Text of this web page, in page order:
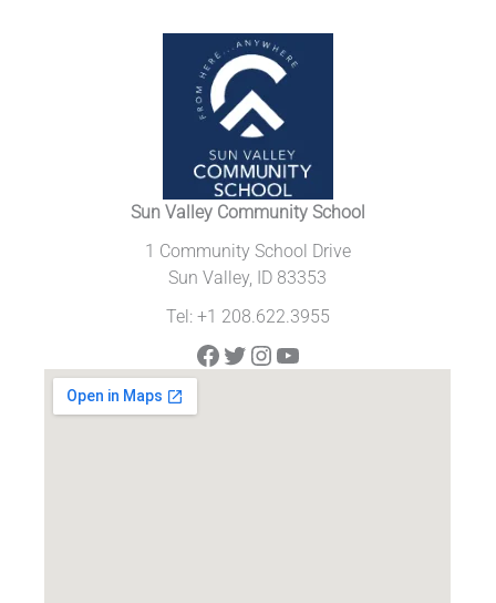
Sun Valley Community School
1 Community School Drive
Sun Valley, ID 83353
Tel: +1 208.622.3955
Facebook
Twitter
Instagram
YouTube